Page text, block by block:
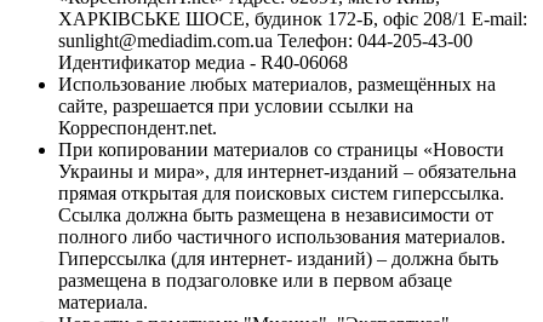
ХАРКІВСЬКЕ ШОСЕ, будинок 172-Б, офіс 208/1 E-mail:
sunlight@mediadim.com.ua Телефон: 044-205-43-00
Идентификатор медиа - R40-06068
Использование любых материалов, размещённых на
сайте, разрешается при условии ссылки на
Корреспондент.net.
При копировании материалов со страницы «Новости
Украины и мира», для интернет-изданий – обязательна
прямая открытая для поисковых систем гиперссылка.
Ссылка должна быть размещена в независимости от
полного либо частичного использования материалов.
Гиперссылка (для интернет- изданий) – должна быть
размещена в подзаголовке или в первом абзаце
материала.